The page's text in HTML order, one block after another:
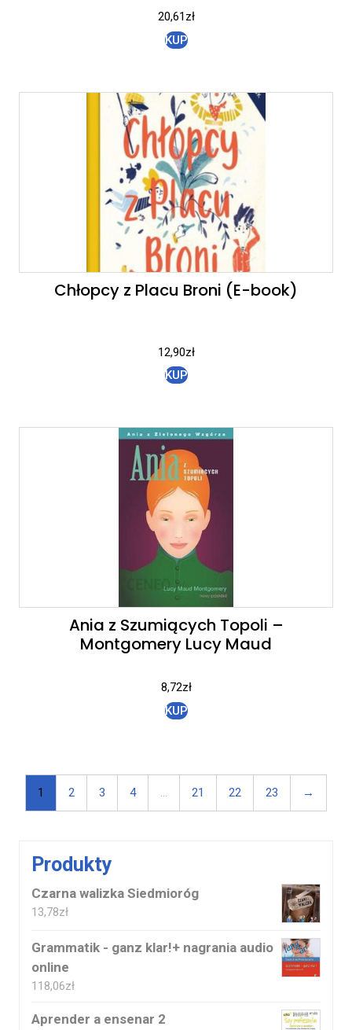
20,61zł
KUP
Chłopcy z Placu Broni (E-book)
12,90zł
KUP
Ania z Szumiących Topoli –
Montgomery Lucy Maud
8,72zł
KUP
1 2 3 4 … 21 22 23 →
Produkty
Czarna walizka Siedmioróg
13,78zł
Grammatik - ganz klar!+ nagrania audio
online
118,06zł
Aprender a ensenar 2